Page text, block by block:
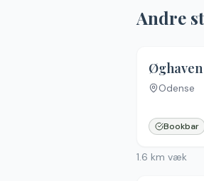
Andre
Øghaven
Odense
Bookbar
1.6 km væk